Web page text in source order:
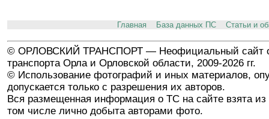
Главная База данных ПС Статьи и
© ОРЛОВСКИЙ ТРАНСПОРТ — Неофициальный сайт
транспорта Орла и Орловской области, 2009-2026 гг.
© Использование фотографий и иных материалов,
допускается только с разрешения их авторов.
Вся размещенная информация о ТС на сайте взята из
том числе лично добыта авторами фото.